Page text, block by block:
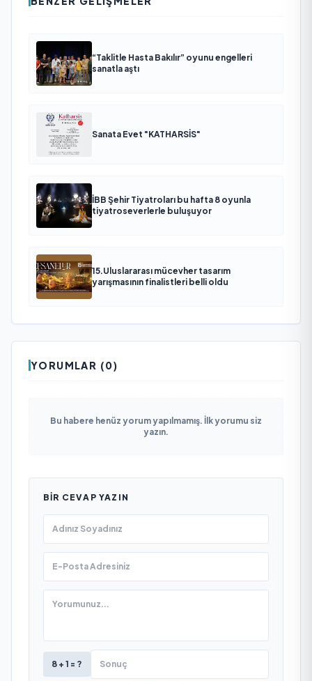
“Taklitle Hasta Bakılır” oyunu engelleri
sanatla aştı
Sanata Evet "KATHARSİS"
İBB Şehir Tiyatroları bu hafta 8 oyunla
tiyatroseverlerle buluşuyor
15.Uluslararası mücevher tasarım
yarışmasının finalistleri belli oldu
YORUMLAR (0)
Bu habere henüz yorum yapılmamış. İlk yorumu siz
yazın.
BIR CEVAP YAZIN
8 + 1 = ?